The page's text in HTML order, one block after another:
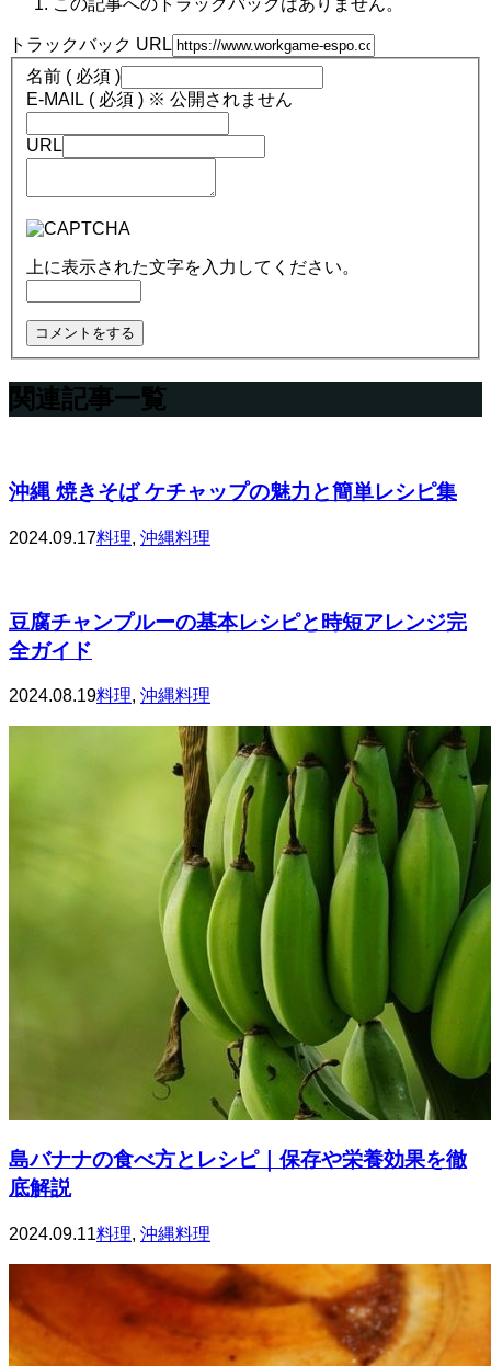
この記事へのトラックバックはありません。
トラックバック URL
名前 ( 必須 )
E-MAIL ( 必須 ) ※ 公開されません
URL
上に表示された文字を入力してください。
関連記事一覧
沖縄 焼きそば ケチャップの魅力と簡単レシピ集
2024.09.17料理, 沖縄料理
豆腐チャンプルーの基本レシピと時短アレンジ完
全ガイド
2024.08.19料理, 沖縄料理
島バナナの食べ方とレシピ｜保存や栄養効果を徹
底解説
2024.09.11料理, 沖縄料理